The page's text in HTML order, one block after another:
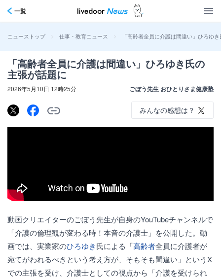
一覧
ニューストップ > 仕事・教育ニュース > 「高齢者全員に介護は間違い」ひろゆ
「高齢者全員に介護は間違い」ひろゆき氏の
主張が話題に
2026年5月10日 12時25分 ごぼう先生 おひとりさま健康塾
みんなの感想は？
動画クリエイターのごぼう先生が自身のYouTubeチャンネルで
「介護の倫理観が変わる時！本音の介護士」を公開した。動
画では、実業家のひろゆき氏による「高齢者全員に介護者が
宛てがわれるべきという考え方が、そもそも間違い」というX
での主張を受け、介護士としての視点から「介護を受けられ